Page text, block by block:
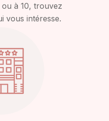
à 10, trouvez
vous intéresse.